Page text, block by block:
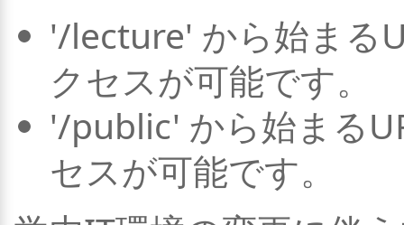
'/lecture' から始まる
クセスが可能です。
'/public' から始まる
セスが可能です。